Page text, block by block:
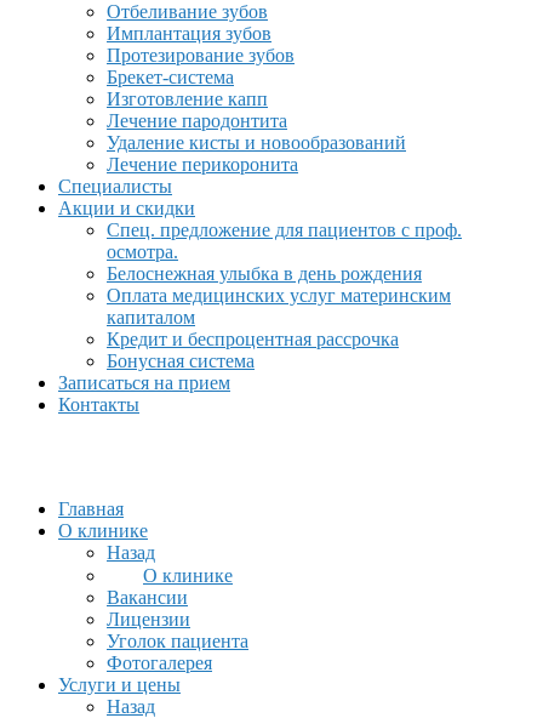
Отбеливание зубов
Имплантация зубов
Протезирование зубов
Брекет-система
Изготовление капп
Лечение пародонтита
Удаление кисты и новообразований
Лечение перикоронита
Специалисты
Акции и скидки
Спец. предложение для пациентов с проф.
осмотра.
Белоснежная улыбка в день рождения
Оплата медицинских услуг материнским
капиталом
Кредит и беспроцентная рассрочка
Бонусная система
Записаться на прием
Контакты
Главная
О клинике
Назад
О клинике
Вакансии
Лицензии
Уголок пациента
Фотогалерея
Услуги и цены
Назад